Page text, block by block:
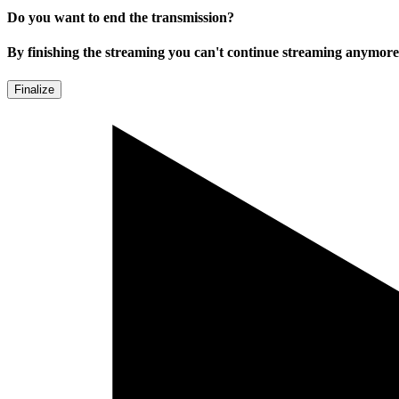
Do you want to end the transmission?
By finishing the streaming you can't continue streaming